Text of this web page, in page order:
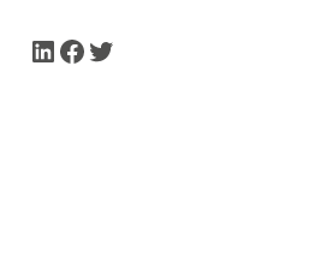
LinkedIn Facebook